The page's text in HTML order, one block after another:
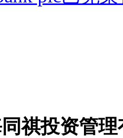
祺投资管